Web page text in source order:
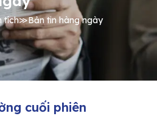
tích≫Bản tin hàng ngày
cuối phiên